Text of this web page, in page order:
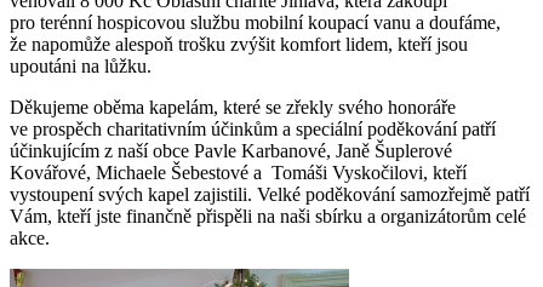
pro terénní hospicovou službu mobilní koupací vanu a doufáme,
že napomůže alespoň trošku zvýšit komfort lidem, kteří jsou
upoutáni na lůžku.
Děkujeme oběma kapelám, které se zřekly svého honoráře
ve prospěch charitativním účinkům a speciální poděkování patří
účinkujícím z naší obce Pavle Karbanové, Janě Šuplerové
Kovářové, Michaele Šebestové a Tomáši Vyskočilovi, kteří
vystoupení svých kapel zajistili. Velké poděkování samozřejmě patří
Vám, kteří jste finančně přispěli na naši sbírku a organizátorům celé
akce.